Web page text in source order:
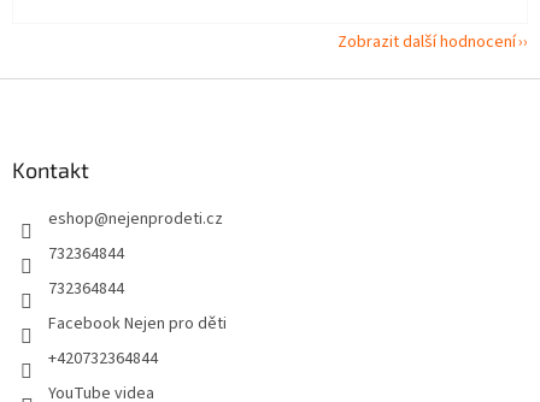
Zobrazit další hodnocení
Kontakt
eshop@nejenprodeti.cz
732364844
732364844
Facebook Nejen pro děti
+420732364844
YouTube videa